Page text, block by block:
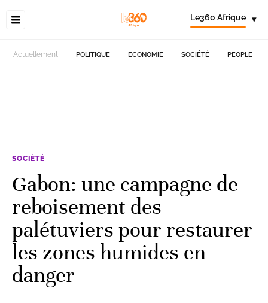
Le360 Afrique ▾
Actuellement POLITIQUE ECONOMIE SOCIÉTÉ PEOPLE
SOCIÉTÉ
Gabon: une campagne de
reboisement des
palétuviers pour restaurer
les zones humides en
danger